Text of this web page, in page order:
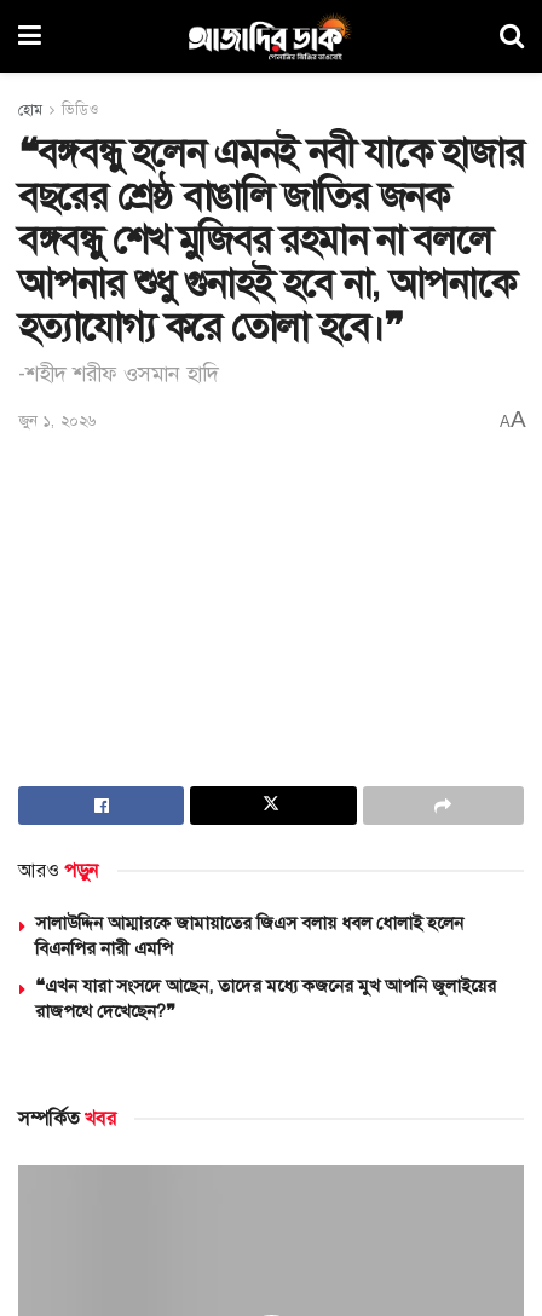
হোম ভিডিও
❝বঙ্গবন্ধু হলেন এমনই নবী যাকে হাজার
বছরের শ্রেষ্ঠ বাঙালি জাতির জনক
বঙ্গবন্ধু শেখ মুজিবর রহমান না বললে
আপনার শুধু গুনাহই হবে না, আপনাকে
হত্যাযোগ্য করে তোলা হবে।❞
-শহীদ শরীফ ওসমান হাদি
জুন ১, ২০২৬ AA
আরও পড়ুন
সালাউদ্দিন আম্মারকে জামায়াতের জিএস বলায় ধবল ধোলাই হলেন
বিএনপির নারী এমপি
❝এখন যারা সংসদে আছেন, তাদের মধ্যে কজনের মুখ আপনি জুলাইয়ের
রাজপথে দেখেছেন?❞
সম্পর্কিতখবর